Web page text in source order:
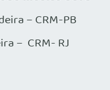
– CRM-PB
– CRM- RJ